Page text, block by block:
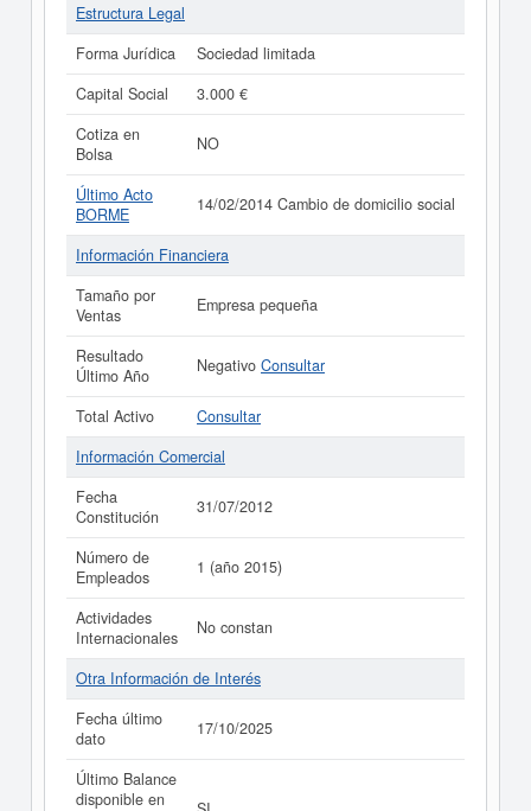
Estructura Legal
Forma Jurídica
Sociedad limitada
Capital Social
3.000 €
Cotiza en
Bolsa
NO
Último Acto
BORME
14/02/2014 Cambio de domicilio social
Información Financiera
Tamaño por
Ventas
Empresa pequeña
Resultado
Último Año
Negativo Consultar
Total Activo
Consultar
Información Comercial
Fecha
Constitución
31/07/2012
Número de
Empleados
1 (año 2015)
Actividades
Internacionales
No constan
Otra Información de Interés
Fecha último
dato
17/10/2025
Último Balance
disponible en